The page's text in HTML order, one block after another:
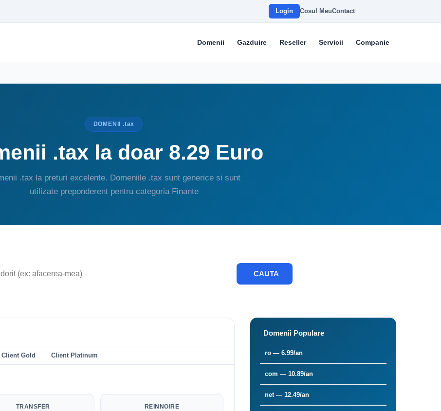
Login Cosul MeuContact
Domenii Gazduire Reseller Servicii Companie
DOMENII .tax
.tax la doar 8.29 Euro
.tax la preturi excelente. Domeniile .tax sunt generice si sunt
utilizate preponderent pentru categoria Finante
CAUTA
Client Gold Client Platinum
TRANSFER REINNOIRE
Domenii Populare
ro — 6.99/an
com — 10.89/an
net — 12.49/an